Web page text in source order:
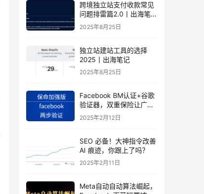
跨境独立站支付收款常见
问题排雷篇2.0丨出海笔
记
2025年8月25日
独立站建站工具的选择
2025丨出海笔记
2025年8月25日
Facebook BM认证+谷歌
验证器，双重保险让广告
投手账号稳如泰山
2025年2月12日
SEO 必备！大神指令改善
AI 痕迹，你跟上了吗？
2025年2月11日
Meta自动自动算法崛起，